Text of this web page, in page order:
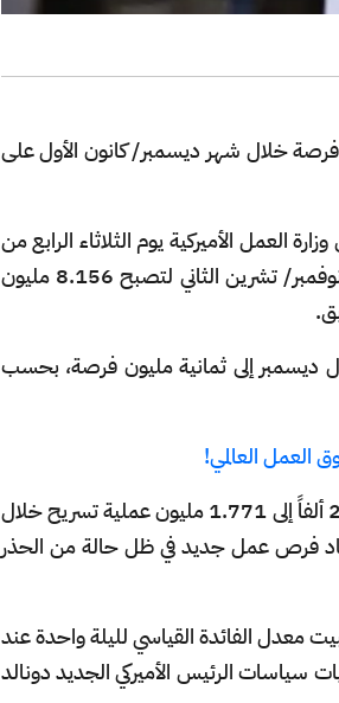
أميركية جديدة عن تراجع فرص العمل بنحو 556 ألف فرصة خلال شهر ديسمبر/ كانون الأول على
الأميركية يوم الثلاثاء الرابع من
شهر فبراير/ شباط، عدلت الوزارة بيانات فرص العمل الخاصة بشهر نوفمبر/ تشرين الثاني لتصبح 8.156 مليون
ديسمبر إلى ثمانية مليون فرصة، بحسب
العمل العالمي!
في نفس الوقت تراجعت عمليات تسريح العاملين في الولايات المتحدة 29 ألفاً إلى 1.771 مليون عملية تسريح خلال
فرص عمل جديد في ظل حالة من الحذر
معدل الفائدة القياسي لليلة واحدة عند
تداعيات سياسات الرئيس الأميركي الجديد دونالد